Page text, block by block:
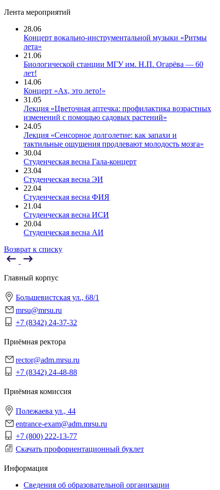
Лента мероприятий
28.06
Концерт вокально-инструментальной музыки «Ритмы
лета»
21.06
Биологической станции МГУ им. Н.П. Огарёва — 60
лет!
14.06
Концерт «Ах, это лето!»
31.05
Лекция «Цветочная аптечка: профилактика возрастных
изменений с помощью садовых растений»
24.05
Лекция «Сенсорное долголетие: как запахи и
тактильные ощущения продлевают молодость мозга»
30.04
Студенческая весна Гала-концерт
23.04
Студенческая весна ЭИ
22.04
Студенческая весна ФИЯ
21.04
Студенческая весна ИСИ
20.04
Студенческая весна АИ
Возврат к списку
Главный корпус
Большевистская ул., 68/1
mrsu@mrsu.ru
+7 (8342) 24-37-32
Приёмная ректора
rector@adm.mrsu.ru
+7 (8342) 24-48-88
Приёмная комиссия
Полежаева ул., 44
entrance-exam@adm.mrsu.ru
+7 (800) 222-13-77
Скачать профориентационный буклет
Информация
Сведения об образовательной организации